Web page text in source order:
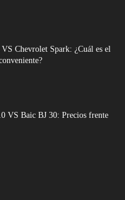
Chevrolet Spark: ¿Cuál es el
VS Baic BJ 30: Precios frente